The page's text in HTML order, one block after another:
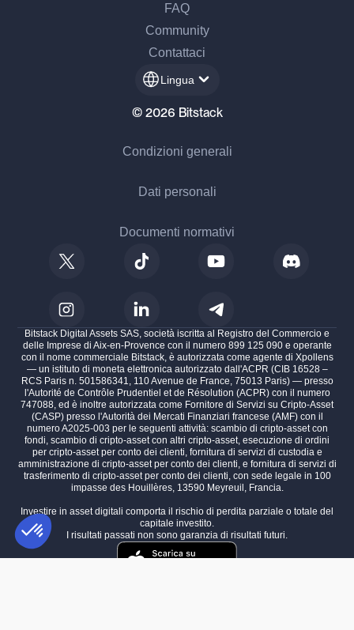
FAQ
Community
Contattaci
Lingua
© 2026 Bitstack
Condizioni generali
Dati personali
Documenti normativi
Bitstack Digital Assets SAS, società iscritta al Registro del Commercio e
delle Imprese di Aix-en-Provence con il numero 899 125 090 e operante
con il nome commerciale Bitstack, è autorizzata come agente di Xpollens
— un istituto di moneta elettronica autorizzato dall'ACPR (CIB 16528 –
RCS Paris n. 501586341, 110 Avenue de France, 75013 Paris) — presso
l'Autorité de Contrôle Prudentiel et de Résolution (ACPR) con il numero
747088, ed è inoltre autorizzata come Fornitore di Servizi su Cripto-Asset
(CASP) presso l'Autorità dei Mercati Finanziari francese (AMF) con il
numero A2025-003 per le seguenti attività: scambio di cripto-asset con
fondi, scambio di cripto-asset con altri cripto-asset, esecuzione di ordini
per cripto-asset per conto dei clienti, fornitura di servizi di custodia e
amministrazione di cripto-asset per conto dei clienti, e fornitura di servizi di
trasferimento di cripto-asset per conto dei clienti, con sede legale in 100
impasse des Houillères, 13590 Meyreuil, Francia.
Investire in asset digitali comporta il rischio di perdita parziale o totale del
capitale investito.
I risultati passati non sono garanzia di risultati futuri.